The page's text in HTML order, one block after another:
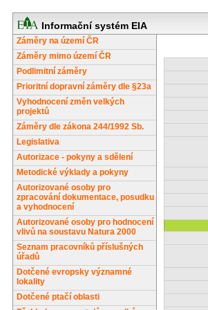
Informační systém EIA
Záměry na území ČR
Záměry mimo území ČR
Podlimitní záměry
Prioritní dopravní záměry dle §23a
Vyhodnocení změn velkých
projektů
Záměry dle zákona 244/1992 Sb.
Legislativa
Autorizace - pokyny a sdělení
Metodické výklady a pokyny
Autorizované osoby pro
zpracování dokumentace, posudku
a vyhodnocení
Autorizované osoby pro hodnocení
vlivů na soustavu Natura 2000
Seznam pracovníků příslušných
úřadů
Dotčené evropsky významné
lokality
Dotčené ptačí oblasti